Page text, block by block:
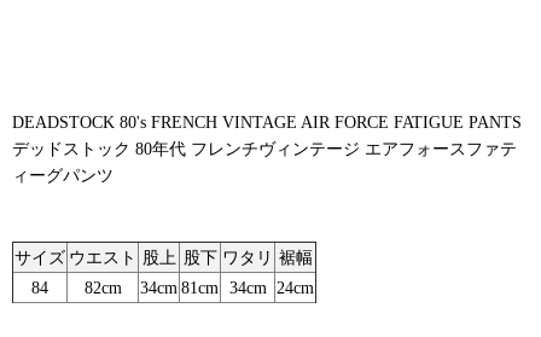
DEADSTOCK 80's FRENCH VINTAGE AIR FORCE FATIGUE PANTS
デッドストック 80年代 フレンチヴィンテージ エアフォースファテ
ィーグパンツ
サイズ ウエスト 股上 股下 ワタリ 裾幅
84
82cm 34cm 81cm 34cm 24cm